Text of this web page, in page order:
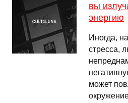
вы
энергию
Иногда,
стресса,
может